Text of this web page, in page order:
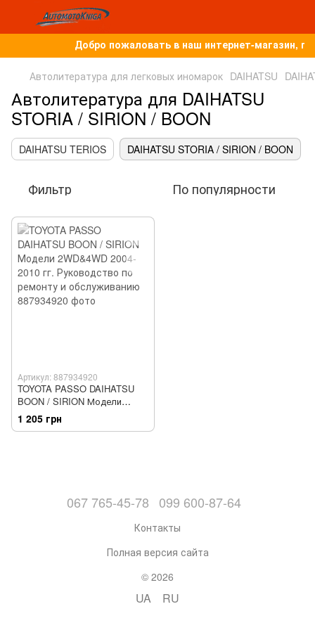
Добро пожаловать в наш интернет-магазин,
Автолитература для легковых иномарок DAIHATSU
Автолитература для DAIHATSU
STORIA / SIRION / BOON
DAIHATSU TERIOS DAIHATSU STORIA / SIRION / BOON
Фильтр По популярности
Артикул: 887934920
TOYOTA PASSO DAIHATSU
BOON / SIRION Модели
2WD&4WD 2004-2010 гг.
Руководство по ремонту и
1 205 грн
067 765-45-78 099 600-87-64
Контакты
Полная версия сайта
© 2026
UA RU